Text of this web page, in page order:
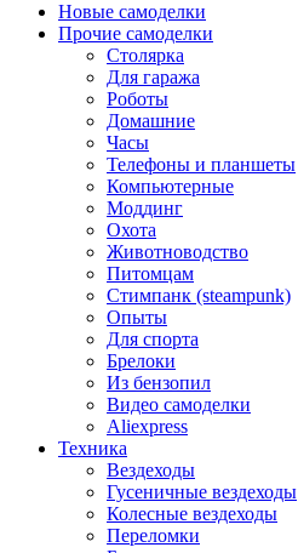
Новые самоделки
Прочие самоделки
Столярка
Для гаража
Роботы
Домашние
Часы
Телефоны и планшеты
Компьютерные
Моддинг
Охота
Животноводство
Питомцам
Стимпанк (steampunk)
Опыты
Для спорта
Брелоки
Из бензопил
Видео самоделки
Aliexpress
Техника
Вездеходы
Гусеничные вездеходы
Колесные вездеходы
Переломки